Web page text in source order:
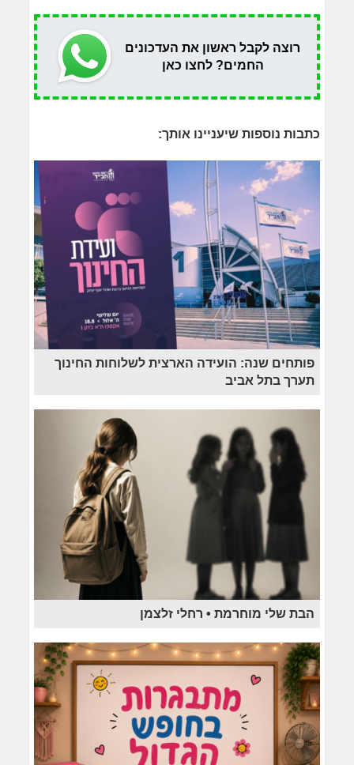
רוצה לקבל ראשון את העדכונים
החמים? לחצו כאן
כתבות נוספות שיעניינו אותך:
פותחים שנה: הועידה הארצית לשלוחות החינוך
תערך בתל אביב
הבת שלי מוחרמת • רחלי זלצמן